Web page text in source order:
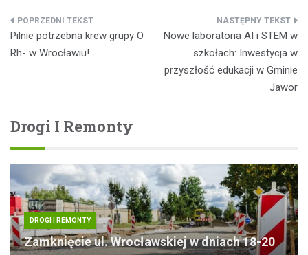
Nawigacja
wpisu
Pilnie potrzebna krew grupy O
Rh- w Wrocławiu!
Nowe laboratoria AI i STEM w
szkołach: Inwestycja w
przyszłość edukacji w Gminie
Jawor
Drogi I Remonty
DROGI I REMONTY
Zamknięcie ul. Wrocławskiej w dniach 18-20